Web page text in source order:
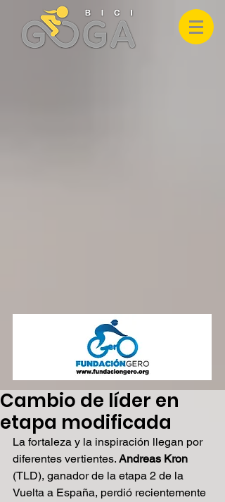
Cambio de líder en
etapa modificada
La fortaleza y la inspiración llegan por
diferentes vertientes. Andreas Kron
(TLD), ganador de la etapa 2 de la
Vuelta a España, perdió recientemente